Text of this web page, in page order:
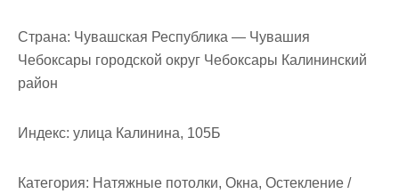
Страна: Чувашская Республика — Чувашия
Чебоксары городской округ Чебоксары Калининский
район
Индекс: улица Калинина, 105Б
Категория: Натяжные потолки, Окна, Остекление /